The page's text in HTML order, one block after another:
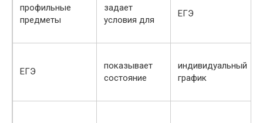
профильные
предметы
задает
условия для
ЕГЭ
ЕГЭ
показывает
состояние
индивидуальный
график